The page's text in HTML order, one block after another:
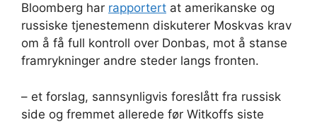
Bloomberg har rapportert at amerikanske og
russiske tjenestemenn diskuterer Moskvas krav
om å få full kontroll over Donbas, mot å stanse
framrykninger andre steder langs fronten.
– et forslag, sannsynligvis foreslått fra russisk
side og fremmet allerede før Witkoffs siste